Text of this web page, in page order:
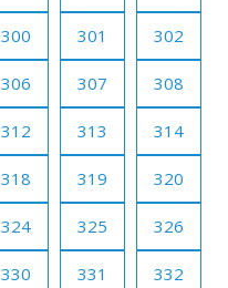
300 301 302
306 307 308
312 313 314
318 319 320
324 325 326
330 331 332